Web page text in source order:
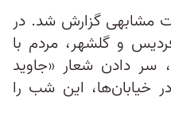
مشابهی گزارش شد. در
و گلشهر، مردم با
سر دادن شعار «جاوید
این شب را